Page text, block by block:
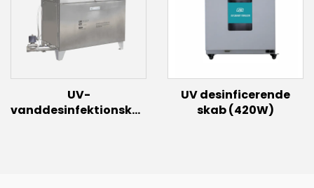
UV-
vanddesinfektionskabinet
UV desinficerende
skab (420W)